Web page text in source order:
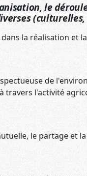
le
(culturelles,
la réalisation et
de
travers l'activité
le partage et